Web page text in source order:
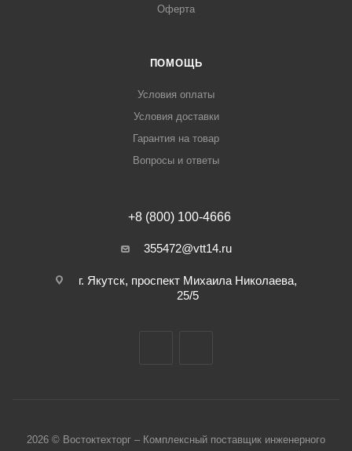
Оферта
ПОМОЩЬ
Условия оплаты
Условия доставки
Гарантия на товар
Вопросы и ответы
+8 (800) 100-4666
355472@vtt14.ru
г. Якутск, проспект Михаила Николаева,
25/5
2026 © Востоктехторг – Комплексный поставщик инженерного